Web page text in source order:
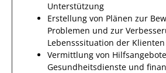
Unterstützung
Erstellung von Plänen zur
Problemen und zur
Lebensssituation der Klienten
Vermittlung von
Gesundheitsdienste und